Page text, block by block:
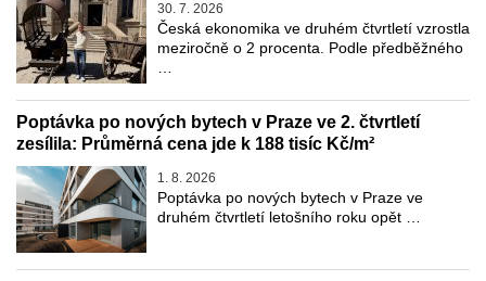
30. 7. 2026
Česká ekonomika ve druhém čtvrtletí vzrostla
meziročně o 2 procenta. Podle předběžného
Poptávka po nových bytech v Praze ve 2. čtvrtletí
zesílila: Průměrná cena jde k 188 tisíc Kč/m²
1. 8. 2026
Poptávka po nových bytech v Praze ve
druhém čtvrtletí letošního roku opět …